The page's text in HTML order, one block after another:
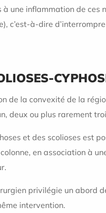
une inflammation de
c’est-à-dire
de la convexité de la
deux ou plus rarement
et des scolioses est
en association à
privilégie un
intervention.